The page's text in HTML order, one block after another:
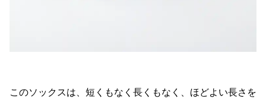
このソックスは、短くもなく長くもなく、ほどよい長さを